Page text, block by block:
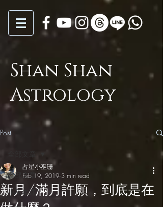
Shan Shan
Astrology
Post
全部文章
小巫年運
新月/滿月許願，到底是在
占星小巫珊
Feb 19, 2019 3 min read